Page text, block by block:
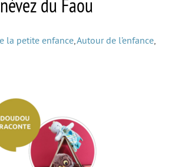
Autour de l’enfance
Autour de la jeunesse
Face au handicap
Face au deuil
Sortir en famille
du Faou
la petite enfance,Autour de l’enfance,